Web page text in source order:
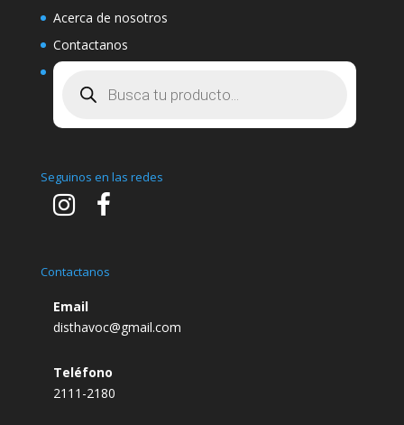
Acerca de nosotros
Contactanos
Seguinos en las redes
Contactanos
Email
disthavoc@gmail.com
Teléfono
2111-2180